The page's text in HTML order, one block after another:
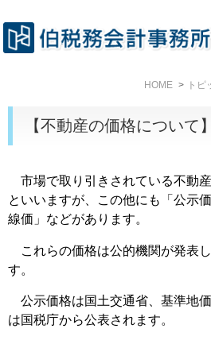
HOME トピ
【不動産の価格について】
市場で取り引きされている不動産
といいますが、この他にも「公示
線価」などがあります。
これらの価格は公的機関が発表
す。
公示価格は国土交通省、基準地
は国税庁から公表されます。